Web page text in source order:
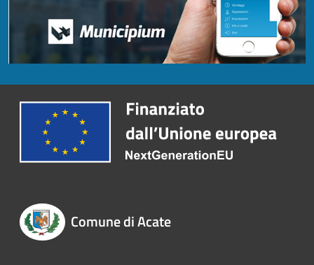
Comune di Acate